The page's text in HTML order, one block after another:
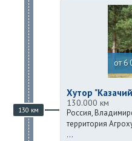
130 км
от 6
Хутор
130.000 км
Россия,
территория
...